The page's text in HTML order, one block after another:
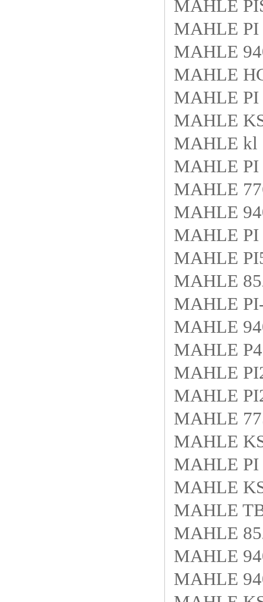
MAHLE
MAHLE PI
MAHLE
MAHLE
MAHLE PI
MAHLE
MAHLE kl
MAHLE PI
MAHLE
MAHLE
MAHLE PI
MAHLE
MAHLE
MAHLE
MAHLE
MAHLE
MAHLE
MAHLE
MAHLE
MAHLE
MAHLE PI
MAHLE
MAHLE
MAHLE
MAHLE
MAHLE